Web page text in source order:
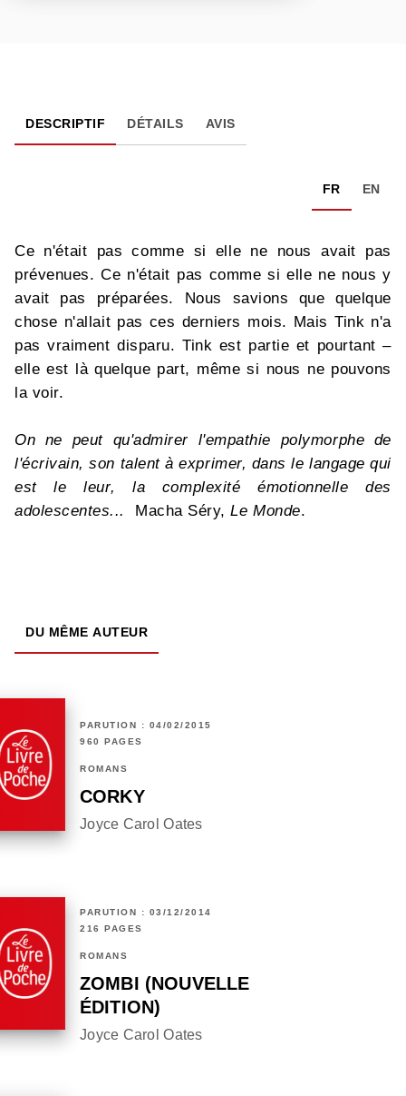
DESCRIPTIF DÉTAILS AVIS
FR EN
Ce n'était pas comme si elle ne nous avait pas
prévenues. Ce n'était pas comme si elle ne nous y
avait pas préparées. Nous savions que quelque
chose n'allait pas ces derniers mois. Mais Tink n'a
pas vraiment disparu. Tink est partie et pourtant –
elle est là quelque part, même si nous ne pouvons
la voir.
On ne peut qu'admirer l'empathie polymorphe de
l'écrivain, son talent à exprimer, dans le langage qui
est le leur, la complexité émotionnelle des
adolescentes...
Macha Séry,Le Monde.
DU MÊME AUTEUR
PARUTION : 04/02/2015
960 PAGES
ROMANS
CORKY
Joyce Carol Oates
PARUTION : 03/12/2014
216 PAGES
ROMANS
ZOMBI (NOUVELLE
ÉDITION)
Joyce Carol Oates